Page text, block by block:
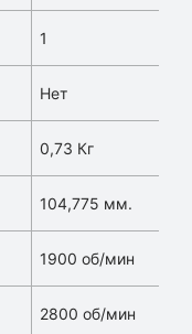
1
Нет
0,73 Кг
104,775 мм.
1900 об/мин
2800 об/мин